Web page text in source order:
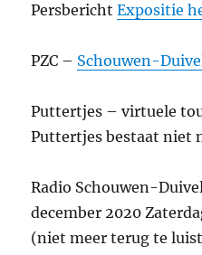
PersberichtExpositie
PZC – Schouwen-
Puttertjes – virtuele
Puttertjes bestaat niet
Radio Schouwen-
december 2020
(niet meer terug te